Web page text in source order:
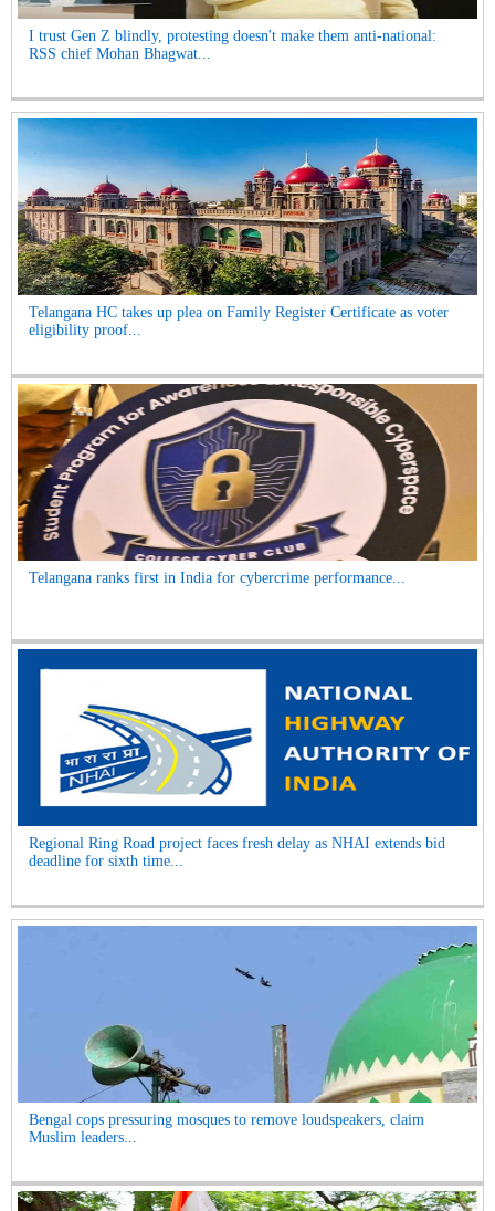
I trust Gen Z blindly, protesting doesn't make them anti-national:
RSS chief Mohan Bhagwat...
Telangana HC takes up plea on Family Register Certificate as voter
eligibility proof...
Telangana ranks first in India for cybercrime performance...
Regional Ring Road project faces fresh delay as NHAI extends bid
deadline for sixth time...
Bengal cops pressuring mosques to remove loudspeakers, claim
Muslim leaders...